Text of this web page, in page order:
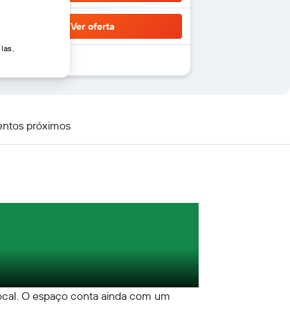
Ver oferta
próximos
O espaço conta ainda com um